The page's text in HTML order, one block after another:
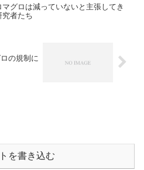
マグロは減っていないと主張してき
究者たち
の規制に
を書き込む